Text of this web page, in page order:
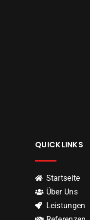
QUICKLINKS
Startseite
Über Uns
Leistungen